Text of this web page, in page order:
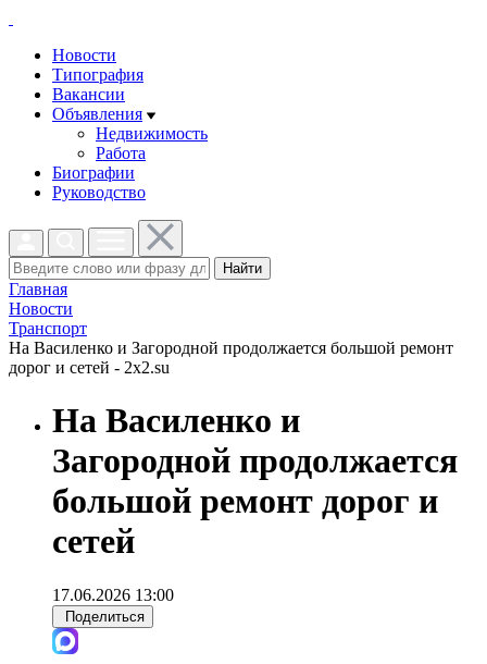
Новости
Типография
Вакансии
Объявления
Недвижимость
Работа
Биографии
Руководство
Найти
Главная
Новости
Транспорт
На Василенко и Загородной продолжается большой ремонт
дорог и сетей - 2x2.su
На Василенко и
Загородной продолжается
большой ремонт дорог и
сетей
17.06.2026 13:00
Поделиться